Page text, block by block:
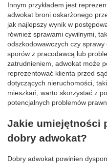
Innym przykładem jest
adwokat broni oskarżonego
jak najlepszy wynik w
również sprawami cywilnymi,
odszkodowawczych czy
sporów z pracodawcą lub
zatrudnieniem, adwokat może
reprezentować klienta przed
dotyczących nieruchomości,
mieszkań, warto skorzystać z
potencjalnych problemów
Jakie umiejętności
dobry adwokat?
Dobry adwokat powinien